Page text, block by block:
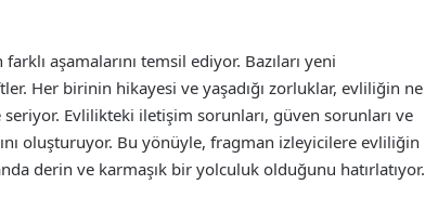
aşamalarını temsil ediyor. Bazıları yeni
Her birinin hikayesi ve yaşadığı zorluklar, evliliğin ne
Evlilikteki iletişim sorunları, güven sorunları ve
oluşturuyor. Bu yönüyle, fragman izleyicilere evliliğin
derin ve karmaşık bir yolculuk olduğunu hatırlatıyor.